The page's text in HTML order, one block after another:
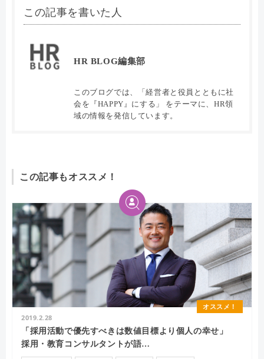
この記事を書いた人
HR BLOG編集部
このブログでは、「経営者と役員とともに社
会を『HAPPY』にする」 をテーマに、HR領
域の情報を発信しています。
この記事もオススメ！
2019.2.28
オススメ！
「採用活動で優先すべきは数値目標より個人の幸せ」
採用・教育コンサルタントが語…